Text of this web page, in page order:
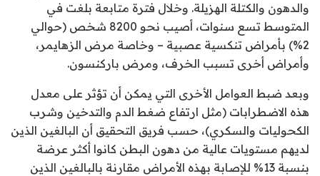
والدهون والكتلة الهزيلة. وخلال فترة متابعة بلغت في
المتوسط تسع سنوات، أصيب نحو 8200 شخص (حوالي
2%) بأمراض تنكسية عصبية – وخاصة مرض الزهايمر،
وأمراض أخرى تسبب الخرف، ومرض باركنسون.
وبعد ضبط العوامل الأخرى التي يمكن أن تؤثر على معدل
هذه الاضطرابات (مثل ارتفاع ضغط الدم والتدخين وشرب
الكحوليات والسكري)، حسب فريق التحقيق أن البالغين الذين
لديهم مستويات عالية من دهون البطن كانوا أكثر عرضة
بنسبة 13% للإصابة بهذه الأمراض مقارنة بالبالغين الذين